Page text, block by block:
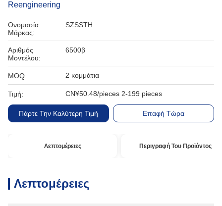
Reengineering
Ονομασία
Μάρκας:
SZSSTH
Αριθμός
Μοντέλου:
6500β
MOQ: 2 κομμάτια
Τιμή: CN¥50.48/pieces 2-199 pieces
Πάρτε Την Καλύτερη Τιμή Επαφή Τώρα
Λεπτομέρειες Περιγραφή Του Προϊόντος
Λεπτομέρειες